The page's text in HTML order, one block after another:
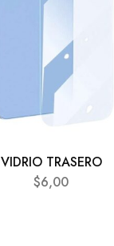
VIDRIO TRASERO
$6,00